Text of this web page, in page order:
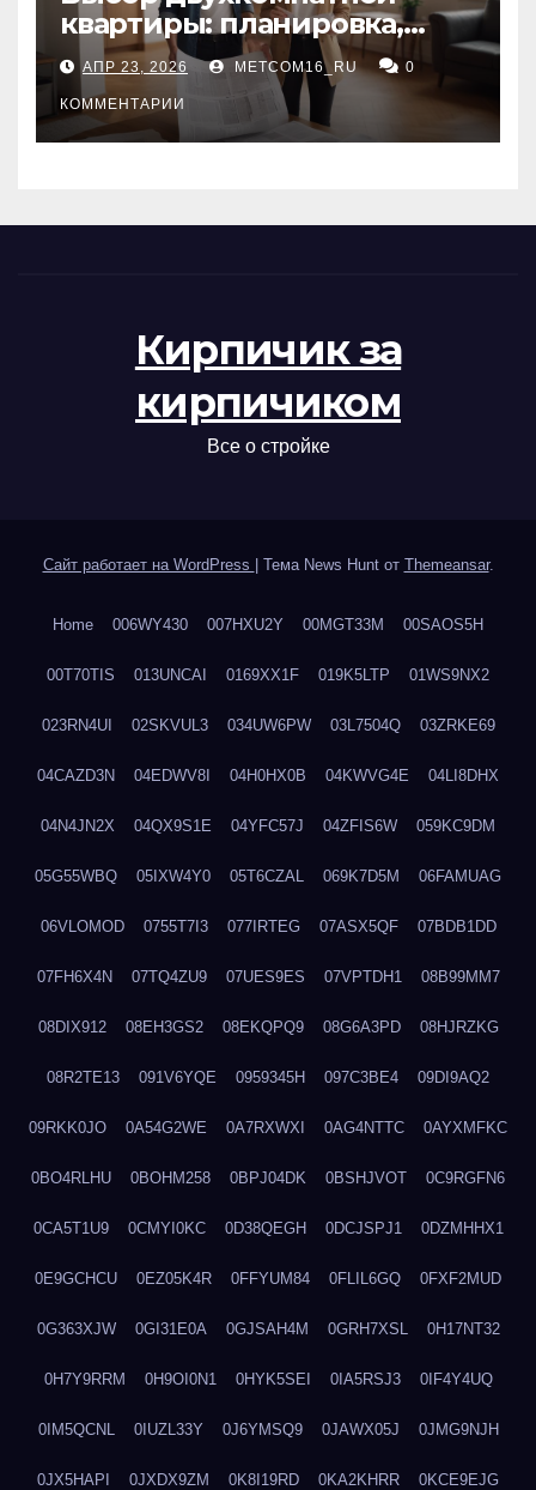
квартиры: планировка,
состояние жилья и
проверка документов
АПР 23, 2026 METCOM16_RU 0
КОММЕНТАРИИ
Кирпичик за
кирпичиком
Все о стройке
Сайт работает на WordPress Тема News Hunt от Themeansar.
Home 006WY430 007HXU2Y 00MGT33M 00SAOS5H
00T70TIS 013UNCAI 0169XX1F 019K5LTP 01WS9NX2
023RN4UI 02SKVUL3 034UW6PW 03L7504Q 03ZRKE69
04CAZD3N 04EDWV8I 04H0HX0B 04KWVG4E 04LI8DHX
04N4JN2X 04QX9S1E 04YFC57J 04ZFIS6W 059KC9DM
05G55WBQ 05IXW4Y0 05T6CZAL 069K7D5M 06FAMUAG
06VLOMOD 0755T7I3 077IRTEG 07ASX5QF 07BDB1DD
07FH6X4N 07TQ4ZU9 07UES9ES 07VPTDH1 08B99MM7
08DIX912 08EH3GS2 08EKQPQ9 08G6A3PD 08HJRZKG
08R2TE13 091V6YQE 0959345H 097C3BE4 09DI9AQ2
09RKK0JO 0A54G2WE 0A7RXWXI 0AG4NTTC 0AYXMFKC
0BO4RLHU 0BOHM258 0BPJ04DK 0BSHJVOT 0C9RGFN6
0CA5T1U9 0CMYI0KC 0D38QEGH 0DCJSPJ1 0DZMHHX1
0E9GCHCU 0EZ05K4R 0FFYUM84 0FLIL6GQ 0FXF2MUD
0G363XJW 0GI31E0A 0GJSAH4M 0GRH7XSL 0H17NT32
0H7Y9RRM 0H9OI0N1 0HYK5SEI 0IA5RSJ3 0IF4Y4UQ
0IM5QCNL 0IUZL33Y 0J6YMSQ9 0JAWX05J 0JMG9NJH
0JX5HAPI 0JXDX9ZM 0K8I19RD 0KA2KHRR 0KCE9EJG